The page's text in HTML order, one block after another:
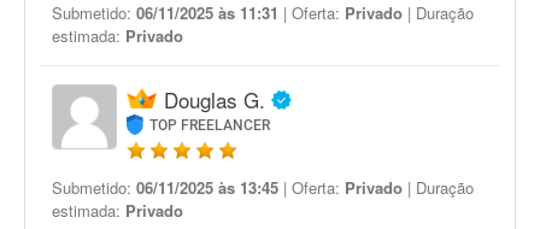
Submetido: 06/11/2025 às 11:31 | Oferta: Privado | Duração
estimada: Privado
Douglas G.
TOP FREELANCER
Submetido: 06/11/2025 às 13:45 | Oferta: Privado | Duração
estimada: Privado